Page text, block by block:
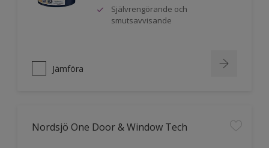
Självrengörande och
smutsavvisande
Jämföra
Nordsjö One Door & Window Tech